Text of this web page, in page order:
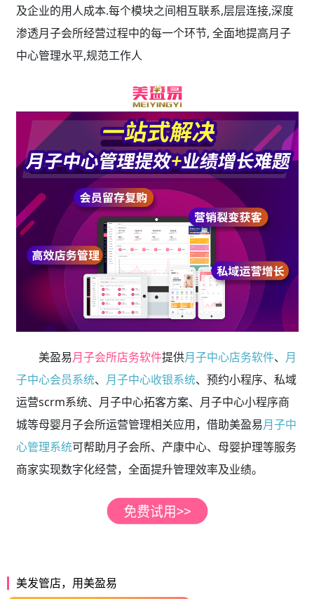
及企业的用人成本.每个模块之间相互联系,层层连接,深度
渗透月子会所经营过程中的每一个环节, 全面地提高月子
中心管理水平,规范工作人
美盈易月子会所店务软件提供月子中心店务软件、 月
子中心会员系统、 月子中心收银系统、预约小程序、私域
运营scrm系统、月子中心拓客方案、月子中心小程序商
城等母婴月子会所运营管理相关应用，借助美盈易月子中
心管理系统可帮助月子会所、产康中心、母婴护理等服务
商家实现数字化经营，全面提升管理效率及业绩。
美发管店，用美盈易